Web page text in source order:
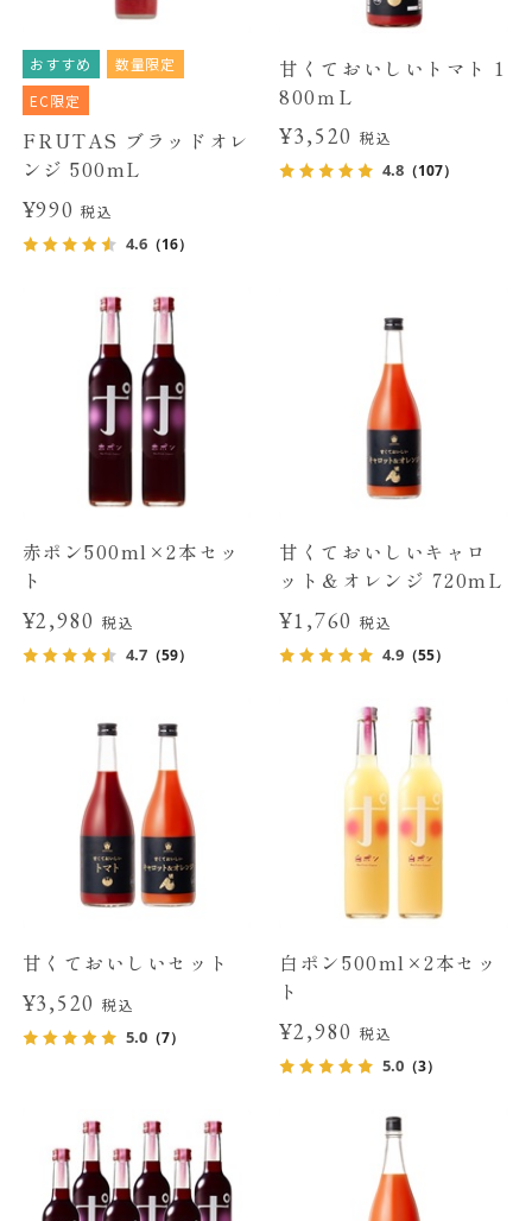
おすすめ
数量限定
EC限定
FRUTAS ブラッドオレ
ンジ 500mL
¥990税込
4.6（16）
甘くておいしいトマト 1
800ｍL
¥3,520 税込
4.8 （107）
赤ポン500ml×2本セッ
ト
¥2,980税込
4.7（59）
甘くておいしいキャロ
ット＆オレンジ 720mL
¥1,760 税込
4.9 （55）
甘くておいしいセット
¥3,520税込
5.0（7）
白ポン500ml×2本セッ
ト
¥2,980 税込
5.0 （3）